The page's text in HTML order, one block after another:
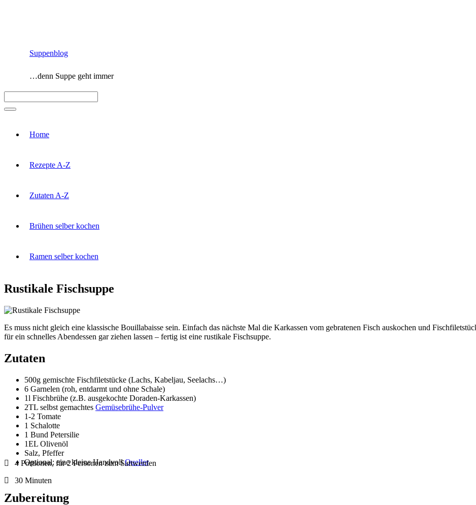
Suppenblog
…denn Suppe geht immer
Home
Rezepte A-Z
Zutaten A-Z
Brühen selber kochen
Ramen selber kochen
Rustikale Fischsuppe
Es muss nicht gleich eine klassische Bouillabaisse sein. Einfach das nächste Mal die Karkassen vom gebratenen Fisch auskochen und
für ein schnelles Abendessen gar ziehen lassen – fertig ist eine rustikale Fischsuppe.
Zutaten
500g gemischte Fischfiletstücke (Lachs, Kabeljau, Seelachs…)
6 Garnelen (roh, entdarmt und ohne Schale)
1l Fischbrühe (z.B. ausgekochte Doraden-Karkassen)
2TL selbst gemachtes Gemüsebrühe-Pulver
1-2 Tomate
1 Schalotte
1 Bund Petersilie
1EL Olivenöl
Salz, Pfeffer
Optional: eine kleine HandvollQueller
4 Portionen, für 2 Personen zum Sattwerden
30 Minuten
Zubereitung